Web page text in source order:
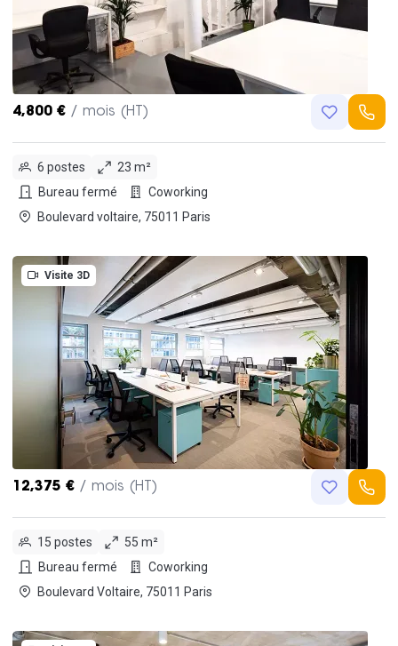
4,800 € / mois (HT)
6 postes
23 m²
Bureau fermé
Coworking
Boulevard voltaire, 75011 Paris
Visite 3D
12,375 € / mois (HT)
15 postes
55 m²
Bureau fermé
Coworking
Boulevard Voltaire, 75011 Paris